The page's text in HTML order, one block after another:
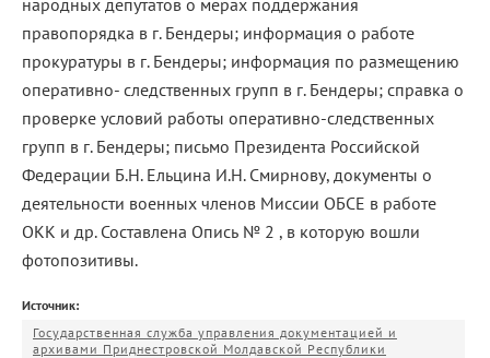
правопорядка в г. Бендеры; информация о работе
прокуратуры в г. Бендеры; информация по размещению
оперативно- следственных групп в г. Бендеры; справка о
проверке условий работы оперативно-следственных
групп в г. Бендеры; письмо Президента Российской
Федерации Б.Н. Ельцина И.Н. Смирнову, документы о
деятельности военных членов Миссии ОБСЕ в работе
ОКК и др. Составлена Опись № 2 , в которую вошли
фотопозитивы.
Источник:
Государственная служба управления документацией и
архивами Приднестровской Молдавской Республики